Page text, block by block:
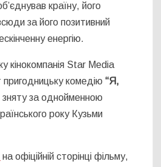
країну, його
за його позитивний
енергію.
кінокомпанія Star Media
пригодницьку комедію“Я,
зняту за однойменною
року Кузьми
на офіційній сторінці фільму,